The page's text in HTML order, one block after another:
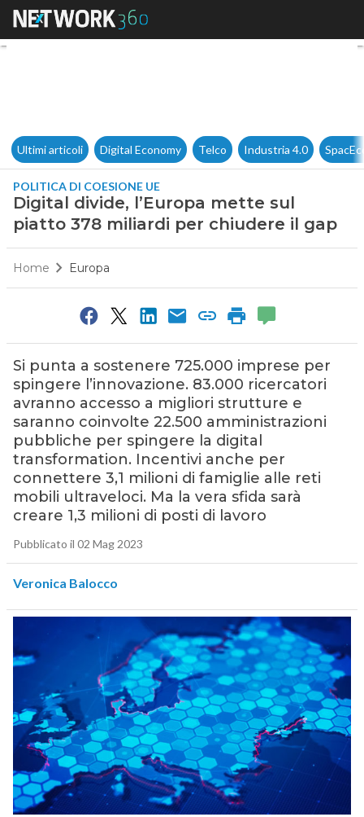
Digital divide, l’Europa
Ultimi articoli Digital Economy Telco Industria 4.0
POLITICA DI COESIONE UE
Digital divide, l’Europa mette sul
piatto 378 miliardi per chiudere il gap
Home Europa
Si punta a sostenere 725.000 imprese per
spingere l’innovazione. 83.000 ricercatori
avranno accesso a migliori strutture e
saranno coinvolte 22.500 amministrazioni
pubbliche per spingere la digital
transformation. Incentivi anche per
connettere 3,1 milioni di famiglie alle reti
mobili ultraveloci. Ma la vera sfida sarà
creare 1,3 milioni di posti di lavoro
Pubblicato il 02 Mag 2023
Veronica Balocco